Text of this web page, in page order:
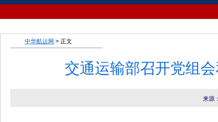
中华航运网 > 正文
交通运输部召开党组
来源